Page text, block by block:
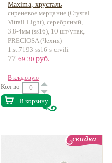
Maxima, хрусталь
сиреневое мерцание (Crystal
Vitrail Light), серебряный,
3.8-4мм (ss16), 10 шт/упак,
PRECIOSA (Чехия)
1.st.7193-ss16-s-crvili
77 69.30 руб.
В кладовую
Кол-во
В корзину